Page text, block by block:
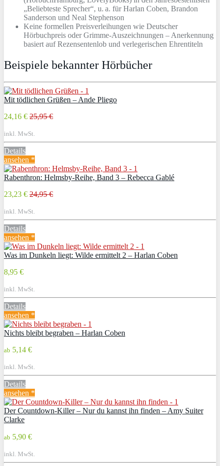
„Beliebteste Sprecher“, u. a. für Harlan Coben, Brandon
Sanderson und Neal Stephenson
Keine formellen Preisverleihungen wie Deutscher
Hörbuchpreis oder Grimme-Auszeichnungen – Anerkennung
basiert auf Rezensentenlob und verlegerischen Ehrentiteln
Beispiele bekannter Hörbücher
Mit tödlichen Grüßen – Ande Pliego
24,16 € 25,95 €
inkl. MwSt.
Details
ansehen *
Rabenthron: Helmsby-Reihe, Band 3 – Rebecca Gablé
23,23 € 24,95 €
inkl. MwSt.
Details
ansehen *
Was im Dunkeln liegt: Wilde ermittelt 2 – Harlan Coben
8,95 €
inkl. MwSt.
Details
ansehen *
Nichts bleibt begraben – Harlan Coben
ab 5,14 €
inkl. MwSt.
Details
ansehen *
Der Countdown-Killer – Nur du kannst ihn finden – Amy Suiter
Clarke
ab 5,90 €
inkl. MwSt.